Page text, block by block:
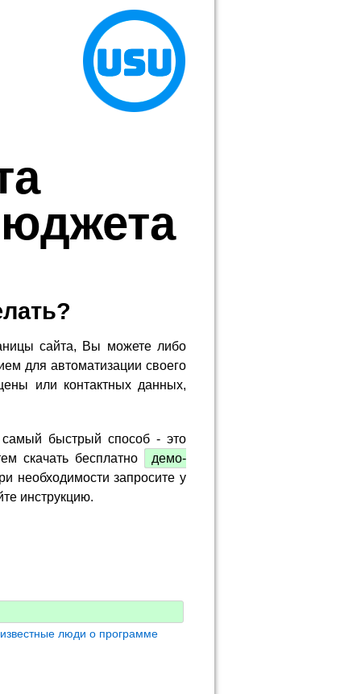
сайта, Вы можете либо
для автоматизации своего
или контактных данных,
быстрый способ - это
скачать бесплатно
демо-
необходимости запросите у
инструкцию.
люди о программе